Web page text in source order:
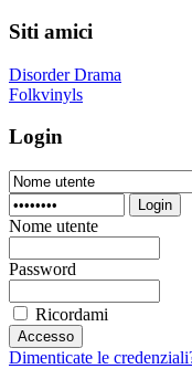
Siti amici
Disorder Drama
Folkvinyls
Login
Login
Nome utente
Password
Ricordami
Dimenticate le